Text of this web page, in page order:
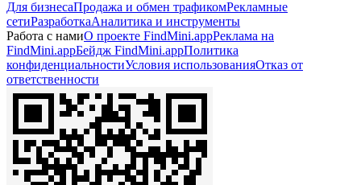
Для бизнесаПродажа и обмен трафикомРекламные
сетиРазработкаАналитика и инструменты
Работа с намиО проекте FindMini.appРеклама на
FindMini.appБейдж FindMini.appПолитика
конфиденциальностиУсловия использованияОтказ от
ответственности